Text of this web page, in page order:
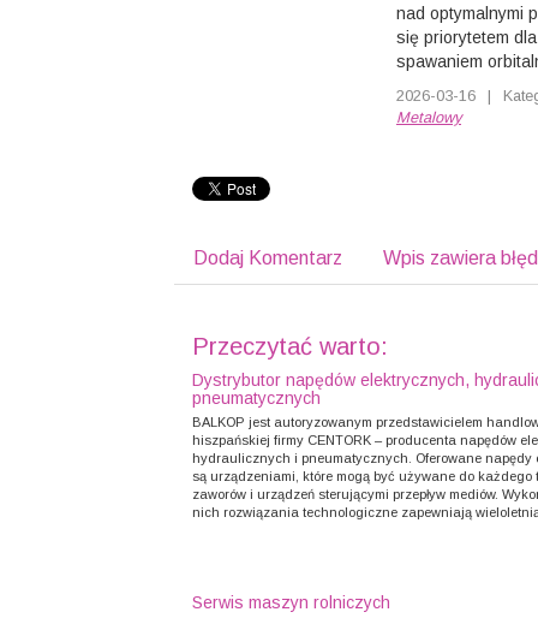
nad optymalnymi
się priorytetem
spawaniem
2026-03-16 |
Metalowy
Dodaj Komentarz Wpis zawiera
Przeczytać warto:
Dystrybutor napędów elektrycznych,
pneumatycznych
BALKOP jest autoryzowanym przedstawicielem
hiszpańskiej firmy CENTORK – producenta napędów
hydraulicznych i pneumatycznych. Oferowane napędy
są urządzeniami, które mogą być używane do każdego
zaworów i urządzeń sterującymi przepływ mediów.
nich rozwiązania technologiczne zapewniają
Serwis maszyn rolniczych